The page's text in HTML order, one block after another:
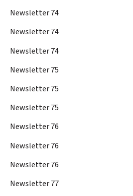
Newsletter 74
Newsletter 74
Newsletter 74
Newsletter 75
Newsletter 75
Newsletter 75
Newsletter 76
Newsletter 76
Newsletter 76
Newsletter 77